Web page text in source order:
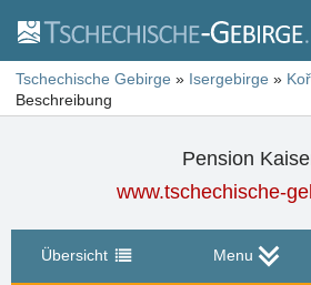
Tschechische Gebirge » Isergebirge »
Beschreibung
Pension
www.tschechische-
Übersicht Menu